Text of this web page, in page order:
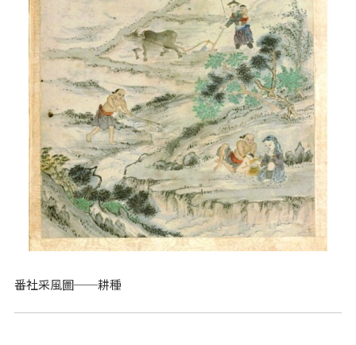
番社采風圖──耕種